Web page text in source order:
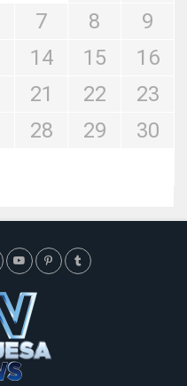
7 8
9
14 15
16
21 22
23
28 29
30